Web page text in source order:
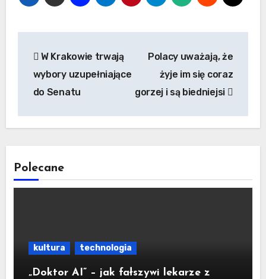
wpisu
W Krakowie trwają
wybory uzupełniające
do Senatu
Polacy uważają, że
żyje im się coraz
gorzej i są biedniejsi
Polecane
kultura technologia
„Doktor AI” – jak fałszywi lekarze z